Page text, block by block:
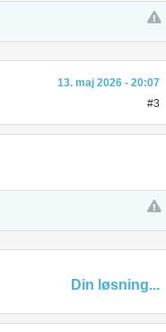
13. maj 2026 - 20:07
#3
Din løsning...